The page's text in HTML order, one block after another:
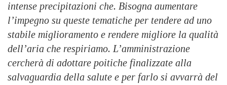
intense precipitazioni che. Bisogna aumentare
l’impegno su queste tematiche per tendere ad uno
stabile miglioramento e rendere migliore la qualità
dell’aria che respiriamo. L’amministrazione
cercherà di adottare poitiche finalizzate alla
salvaguardia della salute e per farlo si avvarrà del